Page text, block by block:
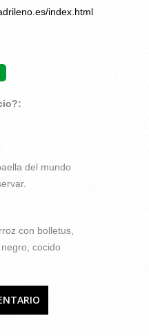
index.html
del mundo
con bolletus,
cocido